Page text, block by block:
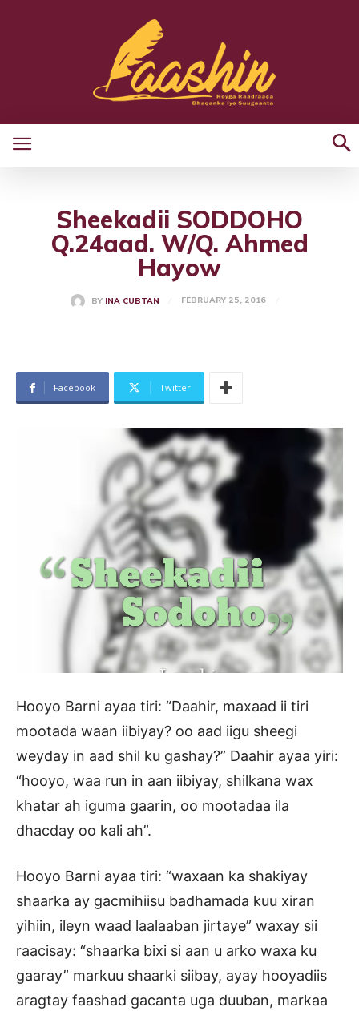
Sheekadii SODDOHO
Q.24aad. W/Q. Ahmed
Hayow
BY INA CUBTAN FEBRUARY 25, 2016
Facebook Twitter
Hooyo Barni ayaa tiri: “Daahir, maxaad ii tiri
mootada waan iibiyay? oo aad iigu sheegi
weyday in aad shil ku gashay?” Daahir ayaa yiri:
“hooyo, waa run in aan iibiyay, shilkana wax
khatar ah iguma gaarin, oo mootadaa ila
dhacday oo kali ah”.
Hooyo Barni ayaa tiri: “waxaan ka shakiyay
shaarka ay gacmihiisu badhamada kuu xiran
yihiin, ileyn waad laalaaban jirtaye” waxay sii
raacisay: “shaarka bixi si aan u arko waxa ku
gaaray” markuu shaarki siibay, ayay hooyadiis
aragtay faashad gacanta uga duuban, markaa